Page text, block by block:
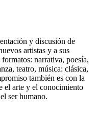
y discusión de
artistas y a sus
narrativa, poesía,
teatro, música: clásica,
también es con la
el arte y el conocimiento
ser humano.